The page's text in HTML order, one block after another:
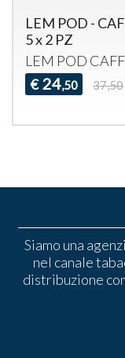
LEM POD -
5 x 2 PZ
LEM POD
€ 24,50 37,50
Siamo una
nel canale
distribuzione